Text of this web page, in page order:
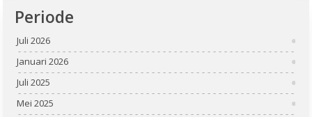
Periode
Juli 2026
Januari 2026
Juli 2025
Mei 2025